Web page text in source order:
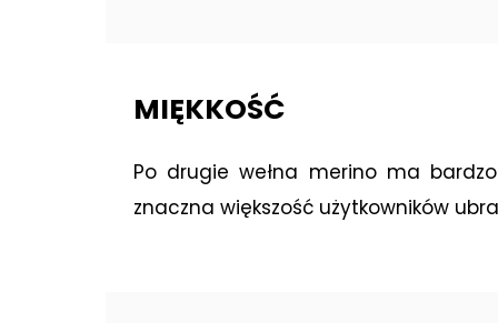
MIĘKKOŚĆ
Po drugie wełna merino ma
znaczna większość użytkowników